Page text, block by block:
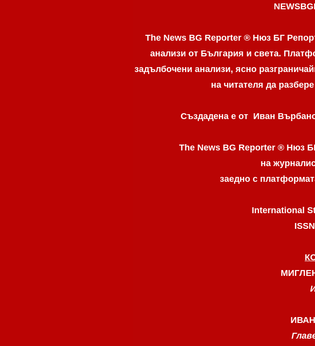
The News BG Reporter ® Нюз БГ
анализи от България и света.
задълбочени анализи, ясно
на читателя да
Създадена е от Иван
The News BG Reporter ® Нюз
на
заедно с
International